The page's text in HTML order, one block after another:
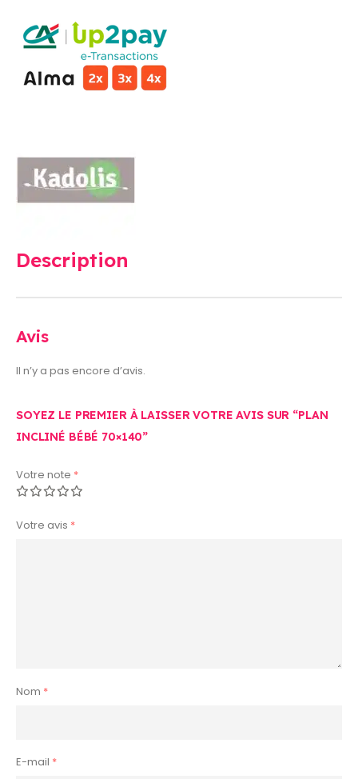
Description
Avis
Il n’y a pas encore d’avis.
SOYEZ LE PREMIER À LAISSER VOTRE AVIS SUR “PLAN
INCLINÉ BÉBÉ 70×140”
Votre note *
Votre avis *
Nom *
E-mail *